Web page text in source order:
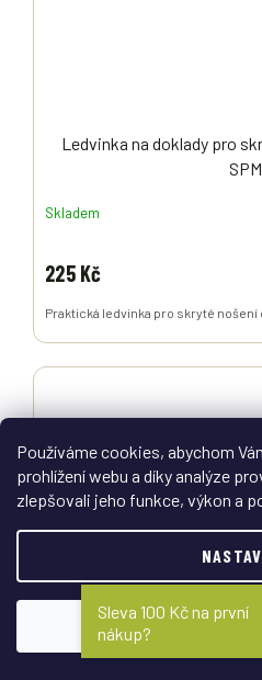
Používáme cookies, abychom
prohlížení webu a díky analýze
zlepšovali jeho funkce, výkon a
Ledvinka na doklady pro
SPM
Skladem
225 Kč
Praktická ledvinka pro skryté nošení
Sleva 100 Kč na první
nákup?